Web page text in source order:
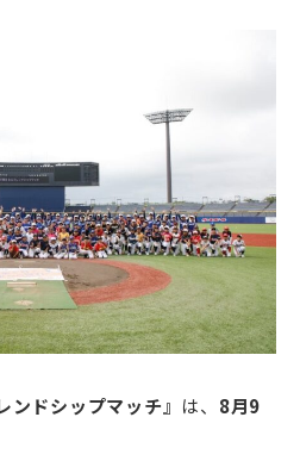
ンドシップマッチ』 は、 8月9